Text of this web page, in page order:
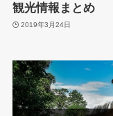
観光情報まとめ
2019年3月24日